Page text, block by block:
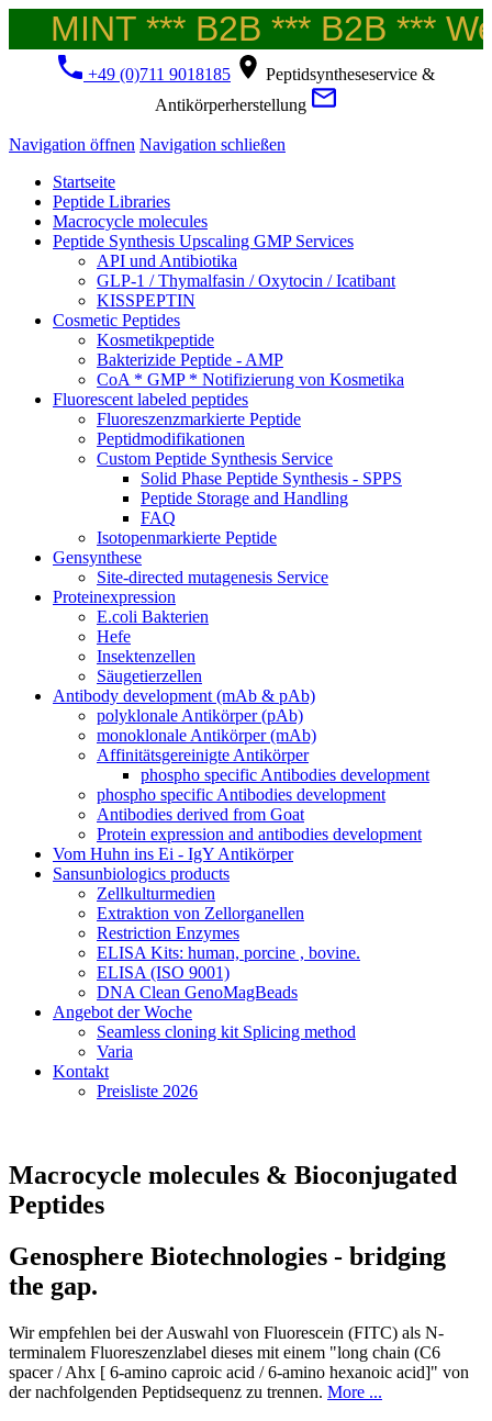
MINT *** B2B *** B2B ***
+49 (0)711 9018185
Peptidsyntheseservice &
Antikörperherstellung
Navigation öffnen Navigation schließen
Startseite
Peptide Libraries
Macrocycle molecules
Peptide Synthesis Upscaling GMP Services
API und Antibiotika
GLP-1 / Thymalfasin / Oxytocin / Icatibant
KISSPEPTIN
Cosmetic Peptides
Kosmetikpeptide
Bakterizide Peptide - AMP
CoA * GMP * Notifizierung von Kosmetika
Fluorescent labeled peptides
Fluoreszenzmarkierte Peptide
Peptidmodifikationen
Custom Peptide Synthesis Service
Solid Phase Peptide Synthesis - SPPS
Peptide Storage and Handling
FAQ
Isotopenmarkierte Peptide
Gensynthese
Site-directed mutagenesis Service
Proteinexpression
E.coli Bakterien
Hefe
Insektenzellen
Säugetierzellen
Antibody development (mAb & pAb)
polyklonale Antikörper (pAb)
monoklonale Antikörper (mAb)
Affinitätsgereinigte Antikörper
phospho specific Antibodies development
phospho specific Antibodies development
Antibodies derived from Goat
Protein expression and antibodies development
Vom Huhn ins Ei - IgY Antikörper
Sansunbiologics products
Zellkulturmedien
Extraktion von Zellorganellen
Restriction Enzymes
ELISA Kits: human, porcine , bovine.
ELISA (ISO 9001)
DNA Clean GenoMagBeads
Angebot der Woche
Seamless cloning kit Splicing method
Varia
Kontakt
Preisliste 2026
Macrocycle molecules & Bioconjugated
Peptides
Genosphere Biotechnologies - bridging
the gap.
Wir empfehlen bei der Auswahl von Fluorescein (FITC) als N-
terminalem Fluoreszenzlabel dieses mit einem "long chain (C6
spacer / Ahx [ 6-amino caproic acid / 6-amino hexanoic acid]" von
der nachfolgenden Peptidsequenz zu trennen. More ...